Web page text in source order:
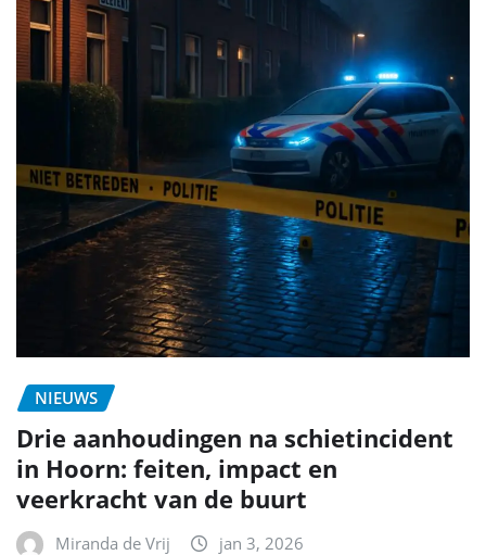
NIEUWS
Drie aanhoudingen na schietincident
in Hoorn: feiten, impact en
veerkracht van de buurt
Miranda de Vrij jan 3, 2026